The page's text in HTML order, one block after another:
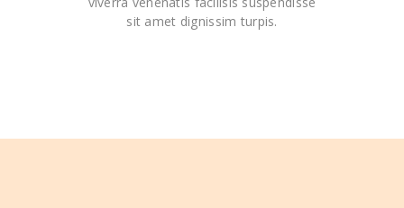
sit amet dignissim turpis.